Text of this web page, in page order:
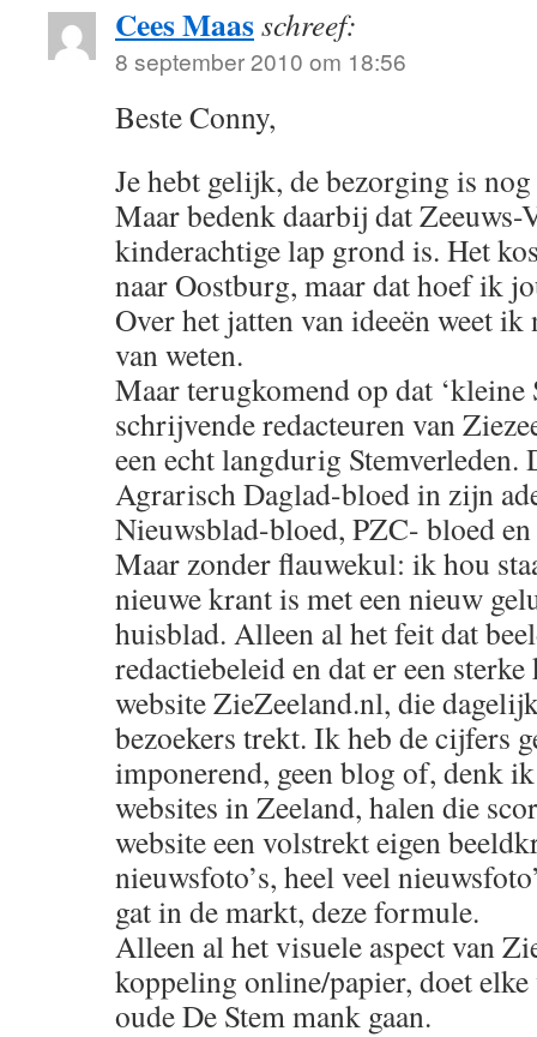
Cees Maasschreef:
8 september 2010 om 18:56
Beste Conny,
Je hebt gelijk, de bezorging is
Maar bedenk daarbij dat Zeeuws-
kinderachtige lap grond is. Het
naar Oostburg, maar dat hoef ik
Over het jatten van ideeën weet
van weten.
Maar terugkomend op dat ‘kleine
schrijvende redacteuren van
een echt langdurig Stemverleden.
Agrarisch Daglad-bloed in zijn
Nieuwsblad-bloed, PZC- bloed
Maar zonder flauwekul: ik hou
nieuwe krant is met een nieuw
huisblad. Alleen al het feit dat
redactiebeleid en dat er een
website ZieZeeland.nl, die
bezoekers trekt. Ik heb de cijfers
imponerend, geen blog of, denk
websites in Zeeland, halen die
website een volstrekt eigen
nieuwsfoto’s, heel veel
gat in de markt, deze formule.
Alleen al het visuele aspect van
koppeling online/papier, doet
oude De Stem mank gaan.